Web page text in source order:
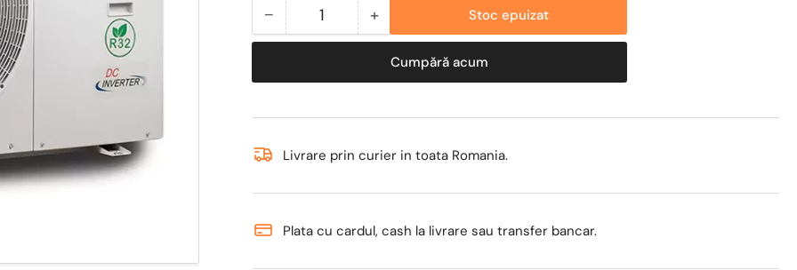
− Scade
cantitate
Pompa
Termax
kW,
Fi,
Cantitate +Mareste
cantitatea
pentru
Pompa
Termax
kW,
Fi,
Stoc epuizat
Cumpără acum
Livrare prin curier in toata Romania.
Plata cu cardul, cash la livrare sau transfer bancar.